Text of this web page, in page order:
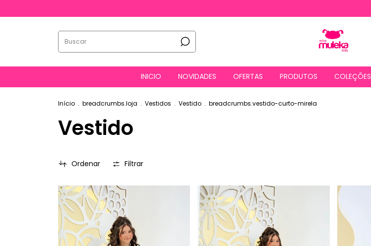
INICIO NOVIDADES OFERTAS PRODUTOS COLEÇÕES
Início . breadcrumbs.loja . Vestidos . Vestido . breadcrumbs.vestido-curto-mirela
Vestido
Ordenar Filtrar